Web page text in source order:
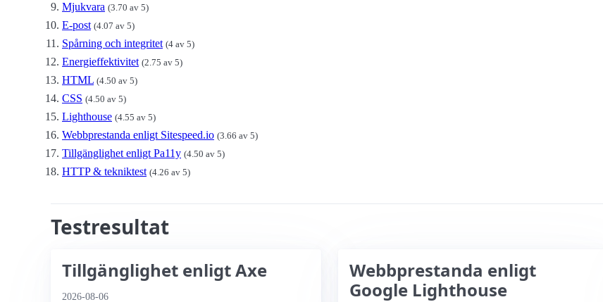
Mjukvara (3.70 av 5)
E-post (4.07 av 5)
Spårning och integritet (4 av 5)
Energieffektivitet (2.75 av 5)
HTML (4.50 av 5)
CSS (4.50 av 5)
Lighthouse (4.55 av 5)
Webbprestanda enligt Sitespeed.io (3.66 av 5)
Tillgänglighet enligt Pa11y (4.50 av 5)
HTTP & tekniktest (4.26 av 5)
Testresultat
Tillgänglighet enligt Axe
2026-08-06
Webbprestanda enligt
Google Lighthouse